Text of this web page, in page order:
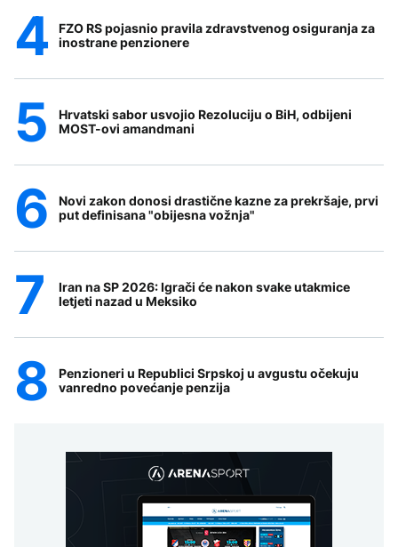
FZO RS pojasnio pravila zdravstvenog osiguranja za
inostrane penzionere
Hrvatski sabor usvojio Rezoluciju o BiH, odbijeni
MOST-ovi amandmani
Novi zakon donosi drastične kazne za prekršaje, prvi
put definisana "obijesna vožnja"
Iran na SP 2026: Igrači će nakon svake utakmice
letjeti nazad u Meksiko
Penzioneri u Republici Srpskoj u avgustu očekuju
vanredno povećanje penzija